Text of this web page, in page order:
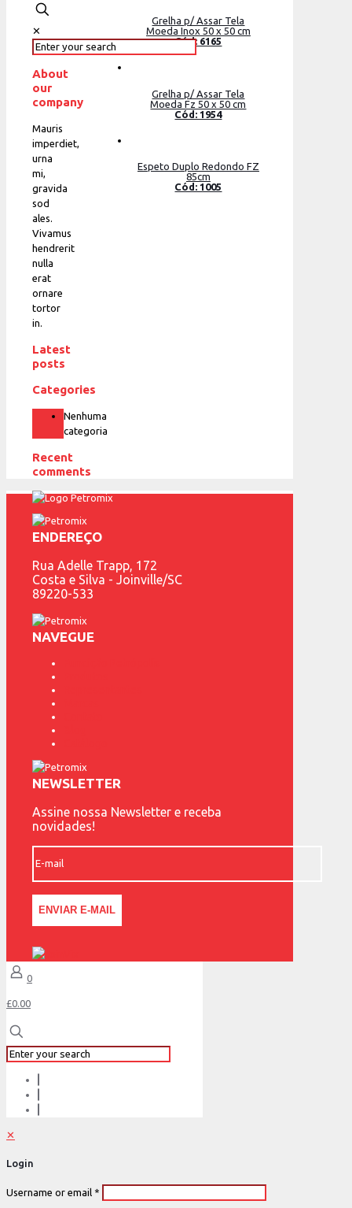
Grelha p/ Assar Tela
Moeda Inox 50 x 50 cm
Cód: 6165
Grelha p/ Assar Tela
Moeda Fz 50 x 50 cm
Cód: 1954
Espeto Duplo Redondo FZ
85cm
Cód: 1005
✕
About
our
company
Mauris
imperdiet,
urna
mi,
gravida
sod
ales.
Vivamus
hendrerit
nulla
erat
ornare
tortor
in.
Latest
posts
Categories
Nenhuma
categoria
Recent
comments
ENDEREÇO
Rua Adelle Trapp, 172
Costa e Silva - Joinville/SC
89220-533
NAVEGUE
NEWSLETTER
Assine nossa Newsletter e receba
novidades!
0
£0.00
✕
Login
Username or email *